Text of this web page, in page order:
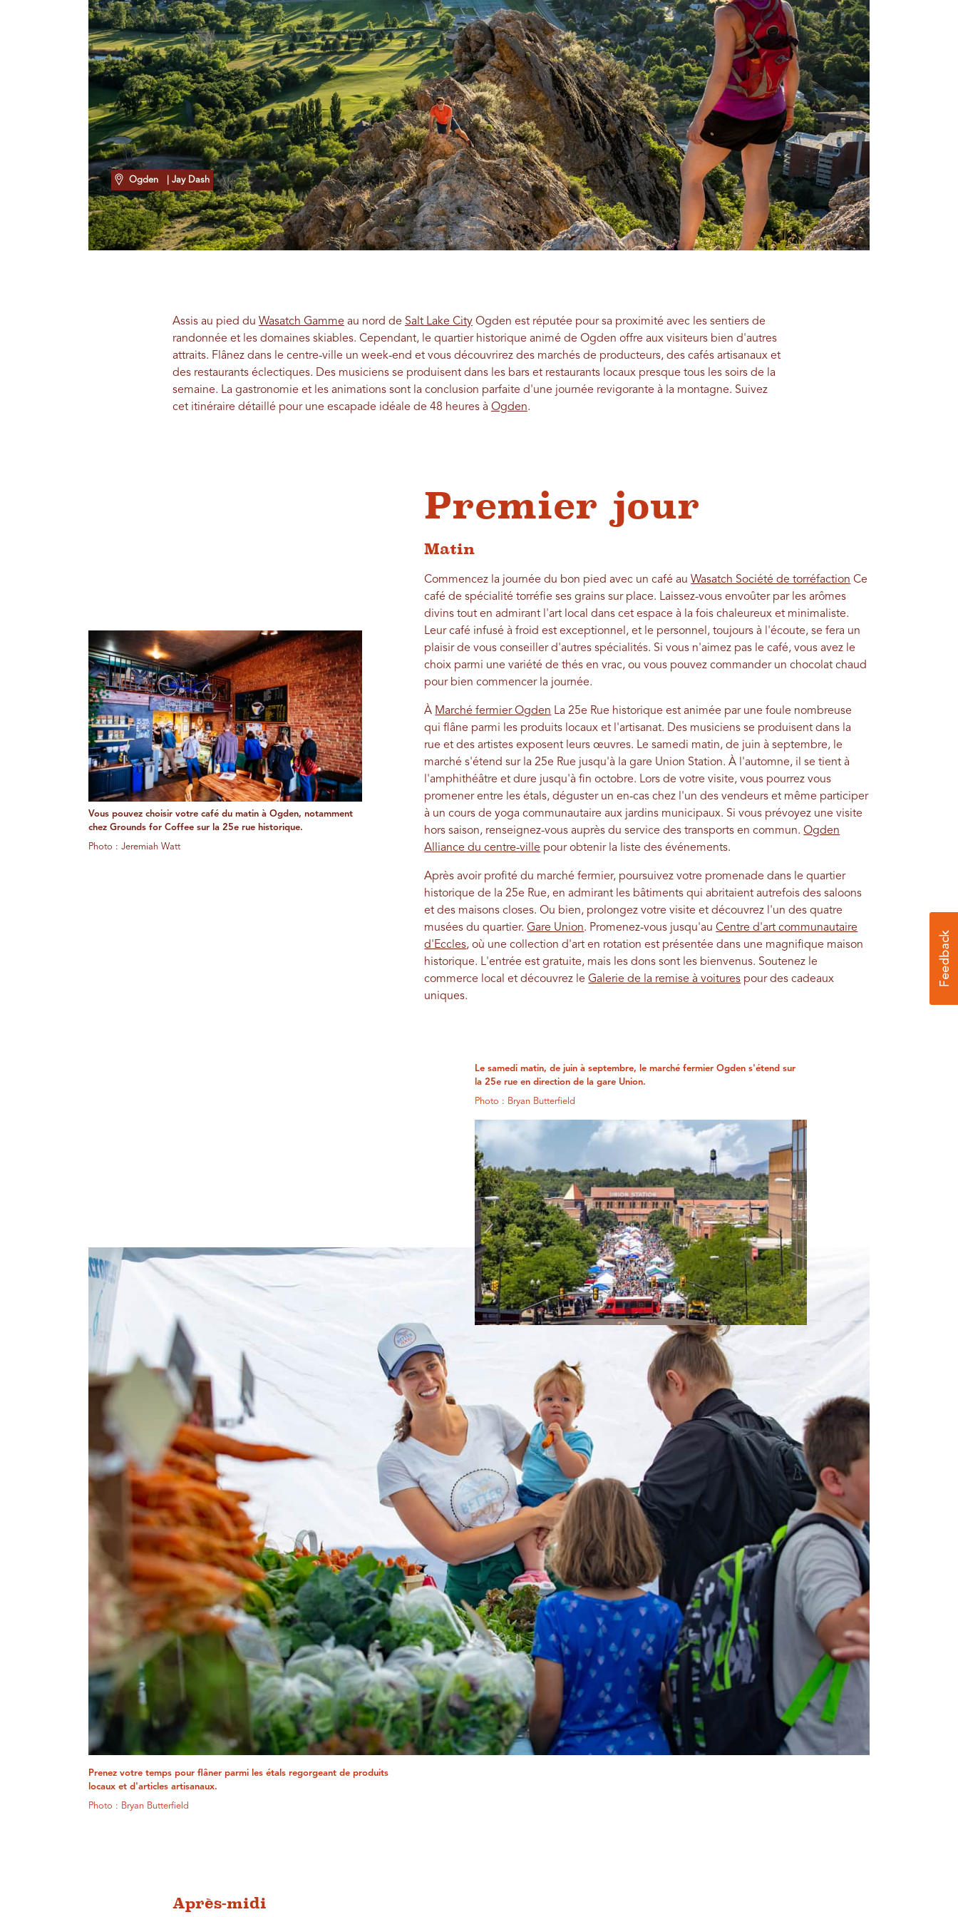
Ogden | Jay Dash
Assis au pied du Wasatch Gamme au nord de Salt Lake CityOgden est réputée pour sa proximité avec les sentiers de
randonnée et les domaines skiables. Cependant, le quartier historique animé de Ogden offre aux visiteurs bien d'autres
attraits. Flânez dans le centre-ville un week-end et vous découvrirez des marchés de producteurs, des cafés artisanaux et
des restaurants éclectiques. Des musiciens se produisent dans les bars et restaurants locaux presque tous les soirs de la
semaine. La gastronomie et les animations sont la conclusion parfaite d'une journée revigorante à la montagne. Suivez
cet itinéraire détaillé pour une escapade idéale de 48 heures à Ogden.
Vous pouvez choisir votre café du matin à Ogden, notamment
chez Grounds for Coffee sur la 25e rue historique.
Photo : Jeremiah Watt
Premier jour
Matin
Commencez la journée du bon pied avec un café auWasatch Société de torréfaction Ce
café de spécialité torréfie ses grains sur place. Laissez-vous envoûter par les arômes
divins tout en admirant l'art local dans cet espace à la fois chaleureux et minimaliste.
Leur café infusé à froid est exceptionnel, et le personnel, toujours à l'écoute, se fera un
plaisir de vous conseiller d'autres spécialités. Si vous n'aimez pas le café, vous avez le
choix parmi une variété de thés en vrac, ou vous pouvez commander un chocolat chaud
pour bien commencer la journée.
À Marché fermier Ogden La 25e Rue historique est animée par une foule nombreuse
qui flâne parmi les produits locaux et l'artisanat. Des musiciens se produisent dans la
rue et des artistes exposent leurs œuvres. Le samedi matin, de juin à septembre, le
marché s'étend sur la 25e Rue jusqu'à la gare Union Station. À l'automne, il se tient à
l'amphithéâtre et dure jusqu'à fin octobre. Lors de votre visite, vous pourrez vous
promener entre les étals, déguster un en-cas chez l'un des vendeurs et même participer
à un cours de yoga communautaire aux jardins municipaux. Si vous prévoyez une visite
hors saison, renseignez-vous auprès du service des transports en commun.Ogden
Alliance du centre-ville pour obtenir la liste des événements.
Après avoir profité du marché fermier, poursuivez votre promenade dans le quartier
historique de la 25e Rue, en admirant les bâtiments qui abritaient autrefois des saloons
et des maisons closes. Ou bien, prolongez votre visite et découvrez l'un des quatre
musées du quartier.Gare Union. Promenez-vous jusqu'auCentre d'art communautaire
d'Eccles, où une collection d'art en rotation est présentée dans une magnifique maison
historique. L'entrée est gratuite, mais les dons sont les bienvenus. Soutenez le
commerce local et découvrez leGalerie de la remise à voitures pour des cadeaux
uniques.
Le samedi matin, de juin à septembre, le marché fermier Ogden s'étend sur
la 25e rue en direction de la gare Union.
Photo : Bryan Butterfield
Prenez votre temps pour flâner parmi les étals regorgeant de produits
locaux et d'articles artisanaux.
Photo : Bryan Butterfield
Après-midi